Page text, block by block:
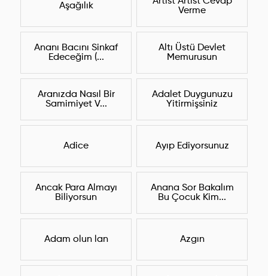
Aşağılık
Verme
Ananı Bacını Sinkaf
Edeceğim (...
Altı Üstü Devlet
Memurusun
Aranızda Nasıl Bir
Samimiyet V...
Adalet Duygunuzu
Yitirmişsiniz
Adice Ayıp Ediyorsunuz
Ancak Para Almayı
Biliyorsun
Anana Sor Bakalım
Bu Çocuk Kim...
Adam olun lan Azgın